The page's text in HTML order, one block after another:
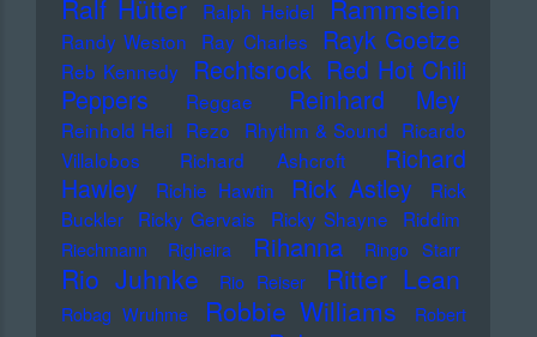
Ralf Hütter Ralph Heidel Rammstein
Randy Weston Ray Charles Rayk Goetze
Reb Kennedy Rechtsrock Red Hot Chili
Peppers
Reggae Reinhard Mey
Reinhold Heil Rezo Rhythm & Sound Ricardo
Villalobos
Richard Ashcroft
Richard
Hawley
Richie Hawtin Rick Astley
Rick
Buckler
Ricky Gervais Ricky Shayne Riddim
Riechmann Righeira Rihanna Ringo Starr
Rio Juhnke Rio Reiser Ritter Lean
Robag Wruhme Robbie Williams
Robert